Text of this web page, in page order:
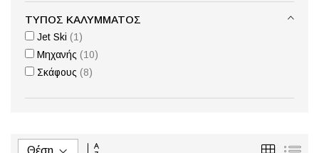
Φθίνουσα
Πλέγμα
ΤΎΠΟΣ ΚΑΛΎΜΜΑΤΟΣ
Jet Ski 1στοιχείο
Μηχανής
10στοιχεία
Σκάφους
8στοιχεία